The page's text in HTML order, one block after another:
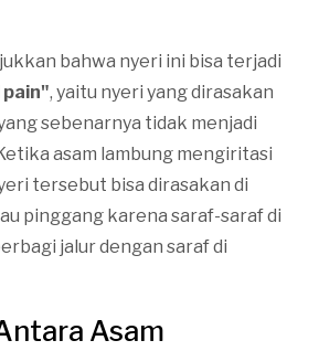
bahwa nyeri ini bisa terjadi
, yaitu nyeri yang dirasakan
sebenarnya tidak menjadi
asam lambung mengiritasi
tersebut bisa dirasakan di
pinggang karena saraf-saraf di
jalur dengan saraf di
Asam